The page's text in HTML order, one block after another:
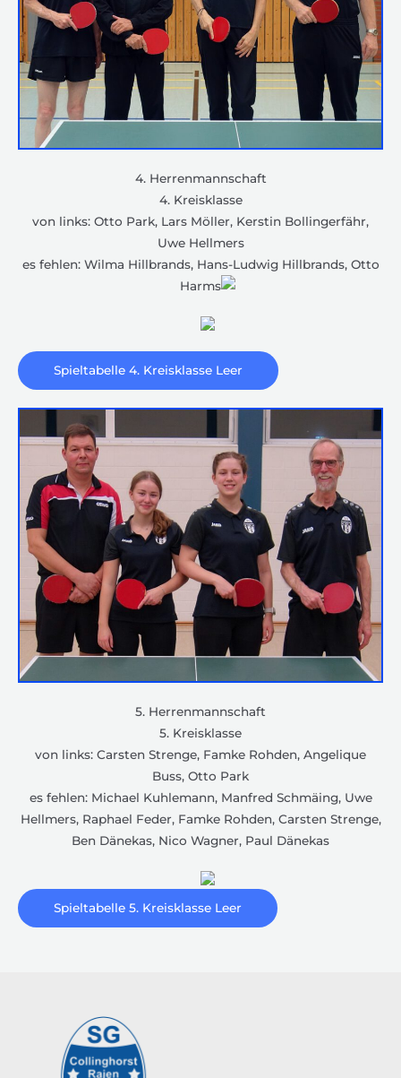
4. Herrenmannschaft
4. Kreisklasse
von links: Otto Park, Lars Möller, Kerstin Bollingerfähr,
Uwe Hellmers
es fehlen: Wilma Hillbrands, Hans-Ludwig Hillbrands, Otto
Harms
Spieltabelle 4. Kreisklasse Leer
5. Herrenmannschaft
5. Kreisklasse
von links: Carsten Strenge, Famke Rohden, Angelique
Buss, Otto Park
es fehlen: Michael Kuhlemann, Manfred Schmäing, Uwe
Hellmers, Raphael Feder, Famke Rohden, Carsten Strenge,
Ben Dänekas, Nico Wagner, Paul Dänekas
Spieltabelle 5. Kreisklasse Leer